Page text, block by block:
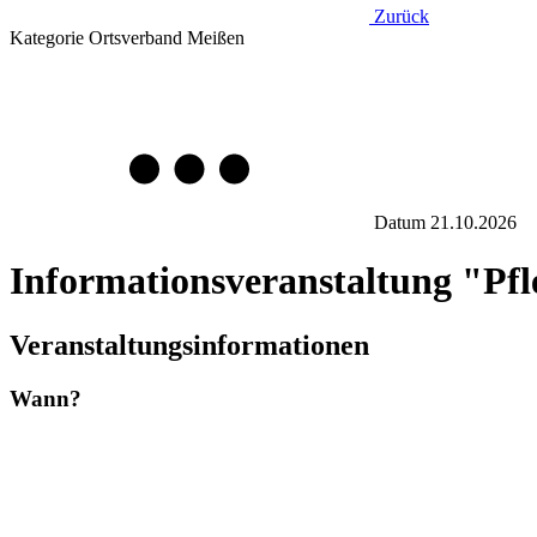
Zurück
Kategorie Ortsverband Meißen
Datum 21.10.2026
Informationsveranstaltung
Veranstaltungsinformationen
Wann?